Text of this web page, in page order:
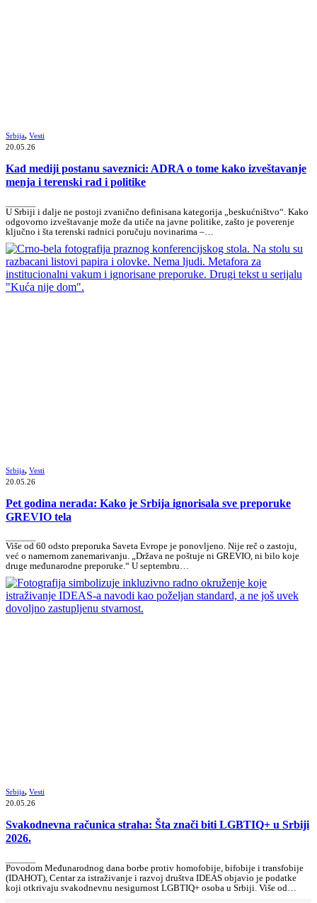
Srbija, Vesti
20.05.26
Kad mediji postanu saveznici: ADRA o tome kako izveštavanje
menja i terenski rad i politike
U Srbiji i dalje ne postoji zvanično definisana kategorija „beskućništvo“. Kako
odgovorno izveštavanje može da utiče na javne politike, zašto je poverenje
ključno i šta terenski radnici poručuju novinarima –…
Srbija, Vesti
20.05.26
Pet godina nerada: Kako je Srbija ignorisala sve preporuke
GREVIO tela
Više od 60 odsto preporuka Saveta Evrope je ponovljeno. Nije reč o zastoju,
već o namernom zanemarivanju. „Država ne poštuje ni GREVIO, ni bilo koje
druge međunarodne preporuke.“ U septembru…
Srbija, Vesti
20.05.26
Svakodnevna računica straha: Šta znači biti LGBTIQ+ u Srbiji
2026.
Povodom Međunarodnog dana borbe protiv homofobije, bifobije i transfobije
(IDAHOT), Centar za istraživanje i razvoj društva IDEAS objavio je podatke
koji otkrivaju svakodnevnu nesigurnost LGBTIQ+ osoba u Srbiji. Više od…